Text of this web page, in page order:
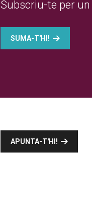
Subscriu-te per
SUMA-T'HI!
APUNTA-T'HI!